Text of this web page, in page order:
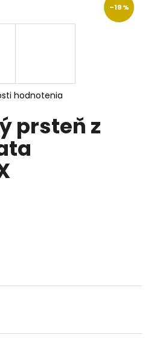
hodnotenia
prsteň z
–19 %